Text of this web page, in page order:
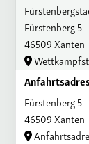
Fürstenberg 5
46509 Xanten
Fürstenberg 5
46509 Xanten